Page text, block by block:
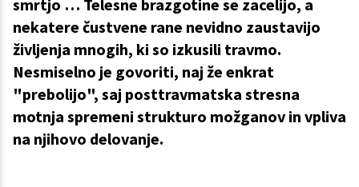
smrtjo … Telesne brazgotine se zacelijo, a
nekatere čustvene rane nevidno zaustavijo
življenja mnogih, ki so izkusili travmo.
Nesmiselno je govoriti, naj že enkrat
"prebolijo", saj posttravmatska stresna
motnja spremeni strukturo možganov in vpliva
na njihovo delovanje.